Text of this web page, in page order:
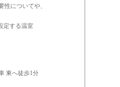
についてや、
定する温室
東へ徒歩1分